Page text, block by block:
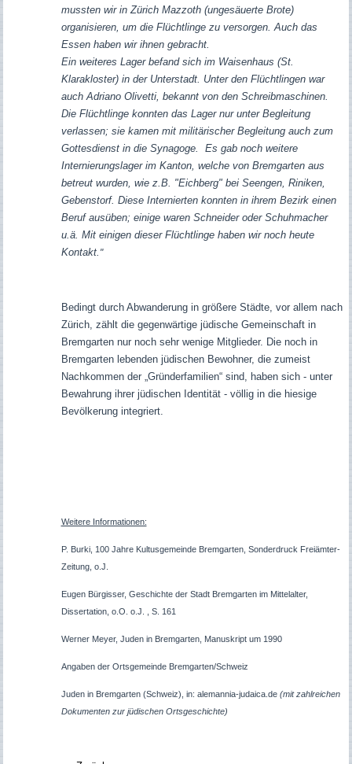
mussten wir in Zürich Mazzoth (ungesäuerte Brote)
organisieren, um die Flüchtlinge zu versorgen. Auch das
Essen haben wir ihnen gebracht.
Ein weiteres Lager befand sich im Waisenhaus (St.
Klarakloster) in der Unterstadt. Unter den Flüchtlingen war
auch Adriano Olivetti, bekannt von den Schreibmaschinen.
Die Flüchtlinge konnten das Lager nur unter Begleitung
verlassen; sie kamen mit militärischer Begleitung auch zum
Gottesdienst in die Synagoge. Es gab noch weitere
Internierungslager im Kanton, welche von Bremgarten aus
betreut wurden, wie z.B. "Eichberg" bei Seengen, Riniken,
Gebenstorf. Diese Internierten konnten in ihrem Bezirk einen
Beruf ausüben; einige waren Schneider oder Schuhmacher
u.ä. Mit einigen dieser Flüchtlinge haben wir noch heute
Kontakt. "
Bedingt durch Abwanderung in größere Städte, vor allem nach
Zürich, zählt die gegenwärtige jüdische Gemeinschaft in
Bremgarten nur noch sehr wenige Mitglieder. Die noch in
Bremgarten lebenden jüdischen Bewohner, die zumeist
Nachkommen der „Gründerfamilien“ sind, haben sich - unter
Bewahrung ihrer jüdischen Identität - völlig in die hiesige
Bevölkerung integriert.
Weitere Informationen:
P. Burki, 100 Jahre Kultusgemeinde Bremgarten, Sonderdruck Freiämter-
Zeitung, o.J.
Eugen Bürgisser, Geschichte der Stadt Bremgarten im Mittelalter,
Dissertation, o.O. o.J. , S. 161
Werner Meyer, Juden in Bremgarten, Manuskript um 1990
Angaben der Ortsgemeinde Bremgarten/Schweiz
Juden in Bremgarten (Schweiz), in: alemannia-judaica.de (mit zahlreichen
Dokumenten zur jüdischen Ortsgeschichte)